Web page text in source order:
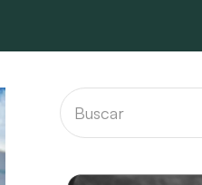
Buscar